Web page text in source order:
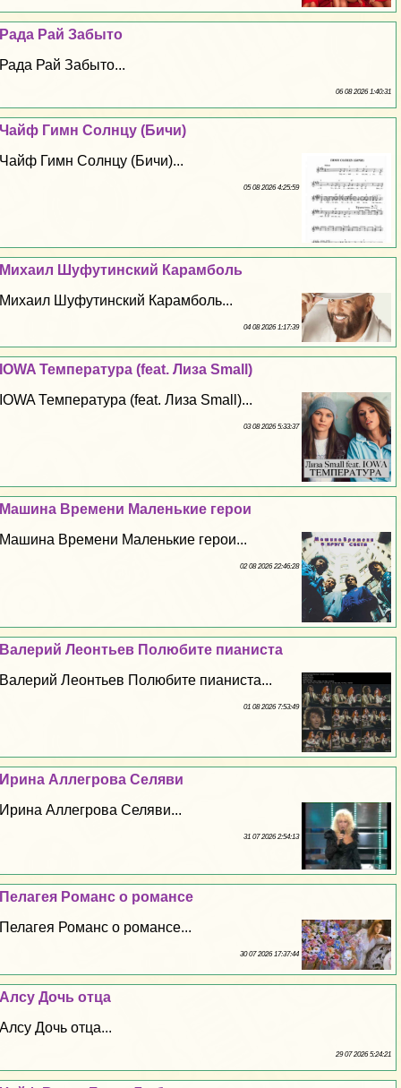
Рада Рай Забыто
Рада Рай Забыто...
06 08 2026 1:40:31
Чайф Гимн Солнцу (Бичи)
Чайф Гимн Солнцу (Бичи)...
05 08 2026 4:25:59
Михаил Шуфутинский Карамболь
Михаил Шуфутинский Карамболь...
04 08 2026 1:17:39
IOWA Температура (feat. Лиза Small)
IOWA Температура (feat. Лиза Small)...
03 08 2026 5:33:37
Машина Времени Маленькие герои
Машина Времени Маленькие герои...
02 08 2026 22:46:28
Валерий Леонтьев Полюбите пианиста
Валерий Леонтьев Полюбите пианиста...
01 08 2026 7:53:49
Ирина Аллегрова Селяви
Ирина Аллегрова Селяви...
31 07 2026 2:54:13
Пелагея Романс о романсе
Пелагея Романс о романсе...
30 07 2026 17:37:44
Алсу Дочь отца
Алсу Дочь отца...
29 07 2026 5:24:21